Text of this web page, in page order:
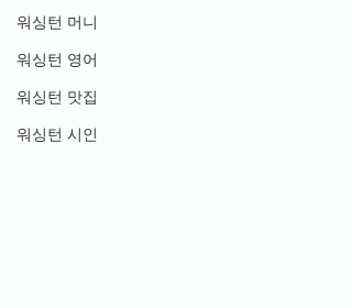
워싱턴 머니
워싱턴 영어
워싱턴 맛집
워싱턴 시인